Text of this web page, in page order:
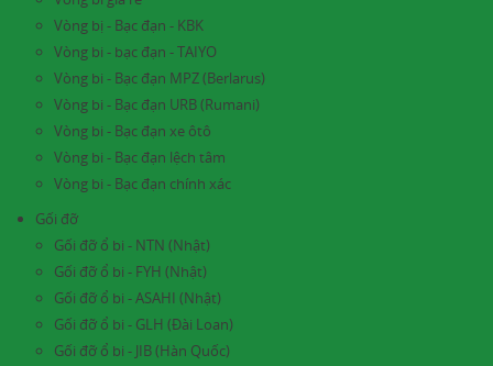
Vòng bị - Bạc đạn - KBK
Vòng bi - bạc đạn - TAIYO
Vòng bi - Bạc đạn MPZ (Berlarus)
Vòng bi - Bạc đạn URB (Rumani)
Vòng bi - Bạc đạn xe ôtô
Vòng bi - Bạc đạn lệch tâm
Vòng bi - Bạc đạn chính xác
Gối đỡ
Gối đỡ ổ bi - NTN (Nhật)
Gối đỡ ổ bi - FYH (Nhật)
Gối đỡ ổ bi - ASAHI (Nhật)
Gối đỡ ổ bi - GLH (Đài Loan)
Gối đỡ ổ bi - JIB (Hàn Quốc)